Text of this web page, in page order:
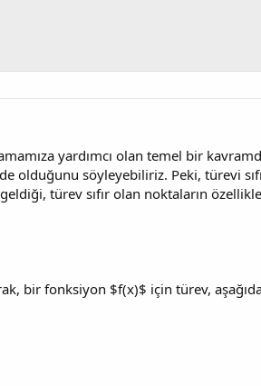
yardımcı olan temel bir
olduğunu söyleyebiliriz. Peki, türevi
türev sıfır olan noktaların
bir fonksiyon $f(x)$ için türev,